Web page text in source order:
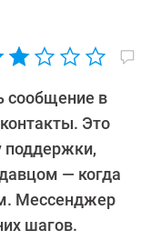
сообщение в
Это
поддержки,
— когда
Мессенджер
шагов.